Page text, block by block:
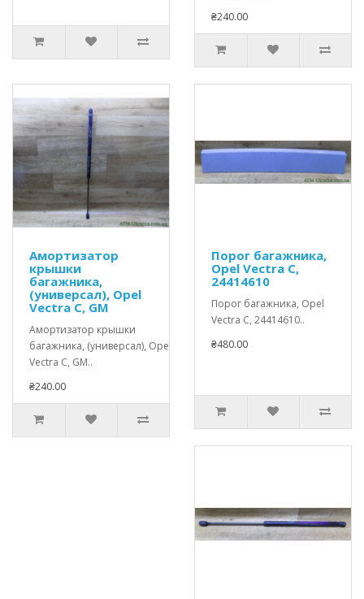
₴240.00
Амортизатор
крышки
багажника,
(универсал), Opel
Vectra C, GM
Амортизатор крышки
багажника, (универсал), Opel
Vectra C, GM..
₴240.00
Порог багажника,
Opel Vectra C,
24414610
Порог багажника, Opel
Vectra C, 24414610..
₴480.00